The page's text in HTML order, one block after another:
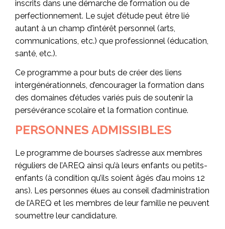
inscrits dans une démarche de formation ou de
perfectionnement. Le sujet d’étude peut être lié
autant à un champ d’intérêt personnel (arts,
communications, etc.) que professionnel (éducation,
santé, etc.).
Ce programme a pour buts de créer des liens
intergénérationnels, d’encourager la formation dans
des domaines d’études variés puis de soutenir la
persévérance scolaire et la formation continue.
PERSONNES ADMISSIBLES
Le programme de bourses s’adresse aux membres
réguliers de l’AREQ ainsi qu’à leurs enfants ou petits-
enfants (à condition qu’ils soient âgés d’au moins 12
ans). Les personnes élues au conseil d’administration
de l’AREQ et les membres de leur famille ne peuvent
soumettre leur candidature.